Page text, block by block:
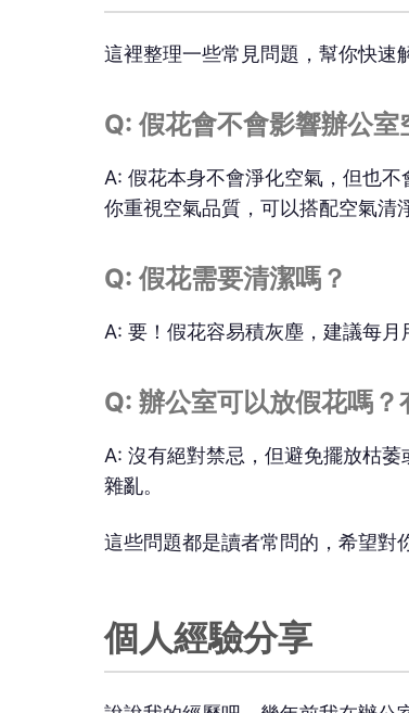
這裡整理一些常見問題，幫你快速
Q: 假花會不會影響辦公室
A: 假花本身不會淨化空氣，但也
你重視空氣品質，可以搭配空氣清
Q: 假花需要清潔嗎？
A: 要！假花容易積灰塵，建議每
Q: 辦公室可以放假花嗎？
A: 沒有絕對禁忌，但避免擺放枯
雜亂。
這些問題都是讀者常問的，希望對
個人經驗分享